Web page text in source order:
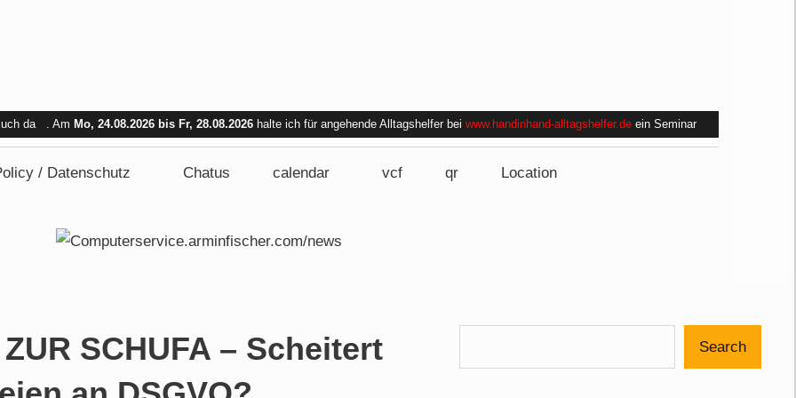
da . Am Mo, 24.08.2026 bis Fr, 28.08.2026 halte ich für angehende Alltagshelfer bei www.handinhand-alltagshelfer.de ein Seminar
Am Mi. 26.08.2026 sind wir nicht verfügbar.
/ Datenschutz Chatus calendar vcf qr Location
SCHUFA – Scheitert
Search